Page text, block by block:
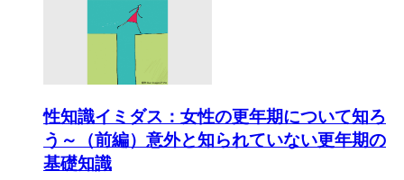
性知識イミダス：女性の更年期について知ろ
う～（前編）意外と知られていない更年期の
基礎知識